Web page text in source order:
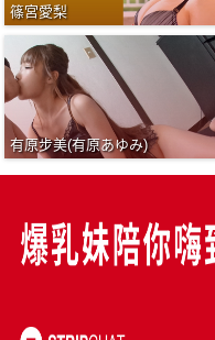
篠宮愛梨
有原步美(有原あゆみ)